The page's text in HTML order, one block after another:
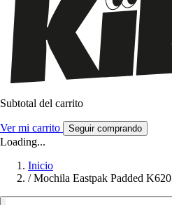
Subtotal del carrito
Ver mi carrito Seguir comprando
Loading...
Inicio
/ Mochila Eastpak Padded K620